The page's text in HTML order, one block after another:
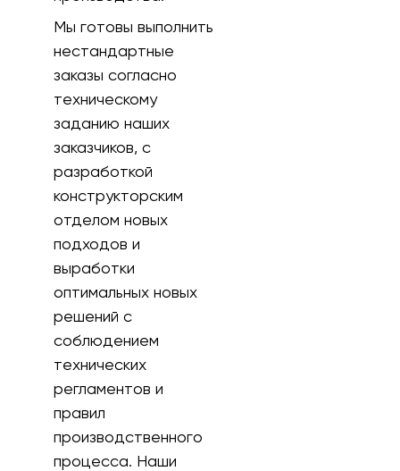
Мы готовы выполнить
нестандартные
заказы согласно
техническому
заданию наших
заказчиков, с
разработкой
конструкторским
отделом новых
подходов и
выработки
оптимальных новых
решений с
соблюдением
технических
регламентов и
правил
производственного
процесса. Наши